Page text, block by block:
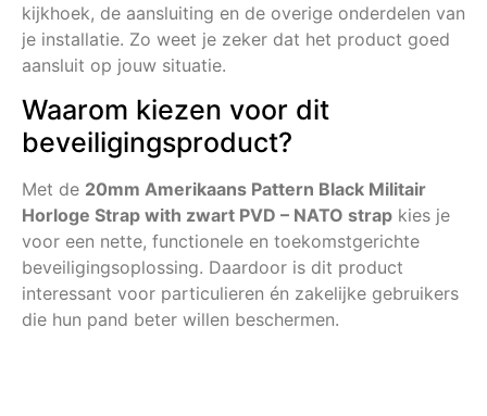
kijkhoek, de aansluiting en de overige onderdelen van
je installatie. Zo weet je zeker dat het product goed
aansluit op jouw situatie.
Waarom kiezen voor dit
beveiligingsproduct?
Met de 20mm Amerikaans Pattern Black Militair
Horloge Strap with zwart PVD – NATO strap kies je
voor een nette, functionele en toekomstgerichte
beveiligingsoplossing. Daardoor is dit product
interessant voor particulieren én zakelijke gebruikers
die hun pand beter willen beschermen.